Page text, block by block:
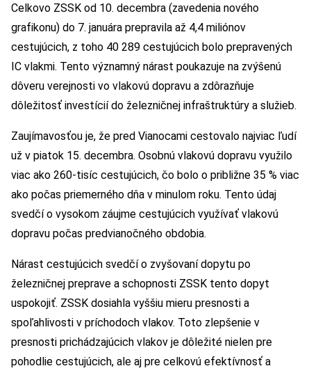
Celkovo ZSSK od 10. decembra (zavedenia nového
grafikonu) do 7. januára prepravila až 4,4 miliónov
cestujúcich, z toho 40 289 cestujúcich bolo prepravených
IC vlakmi. Tento významný nárast poukazuje na zvýšenú
dôveru verejnosti vo vlakovú dopravu a zdôrazňuje
dôležitosť investícií do železničnej infraštruktúry a služieb.
Zaujímavosťou je, že pred Vianocami cestovalo najviac ľudí
už v piatok 15. decembra. Osobnú vlakovú dopravu využilo
viac ako 260-tisíc cestujúcich, čo bolo o približne 35 % viac
ako počas priemerného dňa v minulom roku. Tento údaj
svedčí o vysokom záujme cestujúcich využívať vlakovú
dopravu počas predvianočného obdobia.
Nárast cestujúcich svedčí o zvyšovaní dopytu po
železničnej preprave a schopnosti ZSSK tento dopyt
uspokojiť. ZSSK dosiahla vyššiu mieru presnosti a
spoľahlivosti v príchodoch vlakov. Toto zlepšenie v
presnosti prichádzajúcich vlakov je dôležité nielen pre
pohodlie cestujúcich, ale aj pre celkovú efektívnosť a